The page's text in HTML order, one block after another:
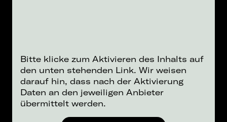
Bitte klicke zum Aktivieren des Inhalts auf
den unten stehenden Link. Wir weisen
darauf hin, dass nach der Aktivierung
Daten an den jeweiligen Anbieter
übermittelt werden.